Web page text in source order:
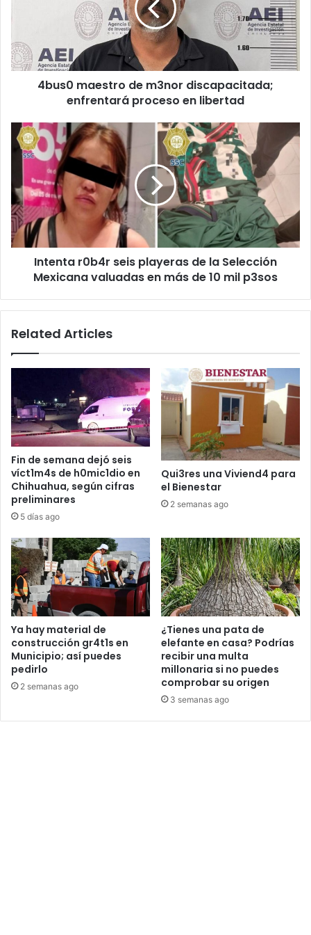
proceso
en
libertad
4bus0 maestro de m3nor discapacitada;
enfrentará proceso en libertad
Intenta
r0b4r
seis
de
la
Selección
Mexicana
valuadas
p3sos
Intenta r0b4r seis playeras de la Selección
Mexicana valuadas en más de 10 mil p3sos
Related Articles
Fin de semana dejó seis
víct1m4s de h0mic1dio en
Chihuahua, según cifras
preliminares
5 días ago
Qui3res una Viviend4 para
el Bienestar
2 semanas ago
Ya hay material de
construcción gr4t1s en
Municipio; así puedes
pedirlo
2 semanas ago
¿Tienes una pata de
elefante en casa? Podrías
recibir una multa
millonaria si no puedes
comprobar su origen
3 semanas ago